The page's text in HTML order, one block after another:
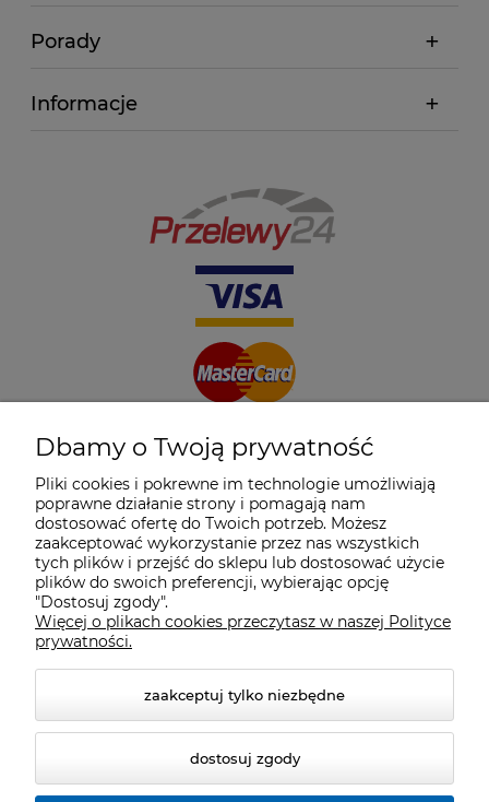
Porady
Informacje
Dbamy o Twoją prywatność
Pliki cookies i pokrewne im technologie umożliwiają
poprawne działanie strony i pomagają nam
dostosować ofertę do Twoich potrzeb. Możesz
zaakceptować wykorzystanie przez nas wszystkich
tych plików i przejść do sklepu lub dostosować użycie
plików do swoich preferencji, wybierając opcję
"Dostosuj zgody".
Więcej o plikach cookies przeczytasz w naszej Polityce
prywatności.
zaakceptuj tylko niezbędne
dostosuj zgody